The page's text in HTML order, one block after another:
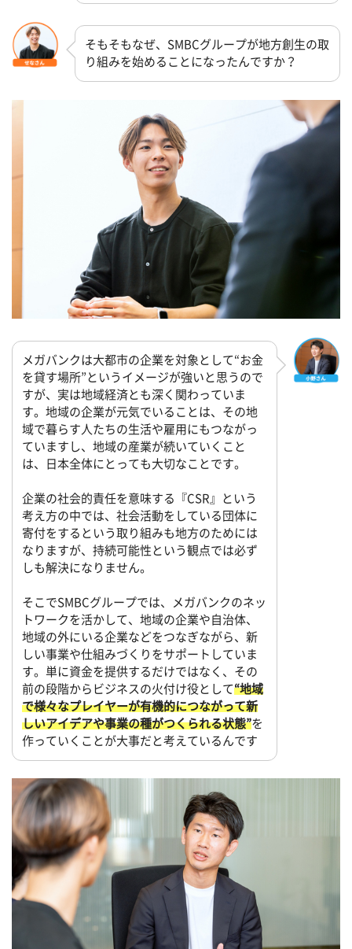
そもそもなぜ、SMBCグループが地方創生の取
り組みを始めることになったんですか？
メガバンクは大都市の企業を対象として“お金
を貸す場所”というイメージが強いと思うので
すが、実は地域経済とも深く関わっていま
す。地域の企業が元気でいることは、その地
域で暮らす人たちの生活や雇用にもつながっ
ていますし、地域の産業が続いていくこと
は、日本全体にとっても大切なことです。
企業の社会的責任を意味する『CSR』という
考え方の中では、社会活動をしている団体に
寄付をするという取り組みも地方のためには
なりますが、持続可能性という観点では必ず
しも解決になりません。
そこでSMBCグループでは、メガバンクのネッ
トワークを活かして、地域の企業や自治体、
地域の外にいる企業などをつなぎながら、新
しい事業や仕組みづくりをサポートしていま
す。単に資金を提供するだけではなく、その
前の段階からビジネスの火付け役として“地域
で様々なプレイヤーが有機的につながって新
しいアイデアや事業の種がつくられる状態”を
作っていくことが大事だと考えているんです